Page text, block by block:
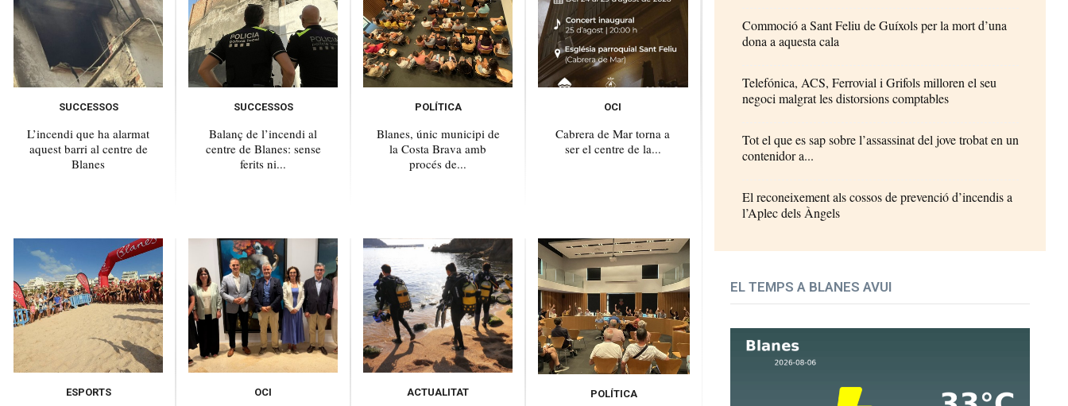
SUCCESSOS
L’incendi que ha alarmat
aquest barri al centre de
Blanes
SUCCESSOS
Balanç de l’incendi al
centre de Blanes: sense
ferits ni...
POLÍTICA
Blanes, únic municipi de
la Costa Brava amb
procés de...
OCI
Cabrera de Mar torna a
ser el centre de la...
ESPORTS OCI ACTUALITAT POLÍTICA
Commoció a Sant Feliu de Guíxols per la mort d’una
dona a aquesta cala
Telefónica, ACS, Ferrovial i Grifols milloren el seu
negoci malgrat les distorsions comptables
Tot el que es sap sobre l’assassinat del jove trobat en un
contenidor a...
El reconeixement als cossos de prevenció d’incendis a
l’Aplec dels Àngels
EL TEMPS A BLANES AVUI